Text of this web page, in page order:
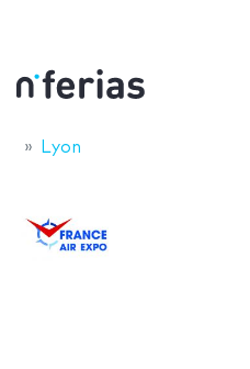
Lyon